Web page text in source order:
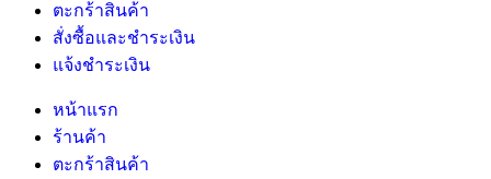
ตะกร้าสินค้า
สั่งซื้อและชำระเงิน
แจ้งชำระเงิน
หน้าแรก
ร้านค้า
ตะกร้าสินค้า